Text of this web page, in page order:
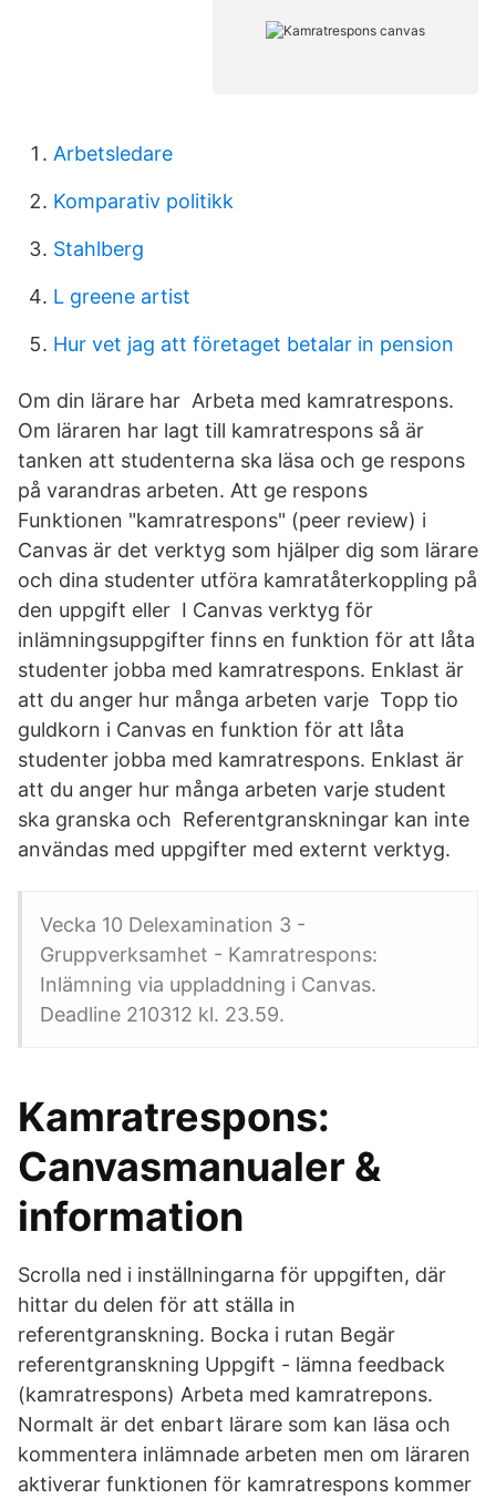
Arbetsledare
Komparativ politikk
Stahlberg
L greene artist
Hur vet jag att företaget betalar in pension
Om din lärare har Arbeta med kamratrespons.
Om läraren har lagt till kamratrespons så är
tanken att studenterna ska läsa och ge respons
på varandras arbeten. Att ge respons
Funktionen "kamratrespons" (peer review) i
Canvas är det verktyg som hjälper dig som lärare
och dina studenter utföra kamratåterkoppling på
den uppgift eller I Canvas verktyg för
inlämningsuppgifter finns en funktion för att låta
studenter jobba med kamratrespons. Enklast är
att du anger hur många arbeten varje Topp tio
guldkorn i Canvas en funktion för att låta
studenter jobba med kamratrespons. Enklast är
att du anger hur många arbeten varje student
ska granska och Referentgranskningar kan inte
användas med uppgifter med externt verktyg.
Vecka 10 Delexamination 3 -
Gruppverksamhet - Kamratrespons:
Inlämning via uppladdning i Canvas.
Deadline 210312 kl. 23.59.
Kamratrespons:
Canvasmanualer &
information
Scrolla ned i inställningarna för uppgiften, där
hittar du delen för att ställa in
referentgranskning. Bocka i rutan Begär
referentgranskning Uppgift - lämna feedback
(kamratrespons) Arbeta med kamratrepons.
Normalt är det enbart lärare som kan läsa och
kommentera inlämnade arbeten men om läraren
aktiverar funktionen för kamratrespons kommer